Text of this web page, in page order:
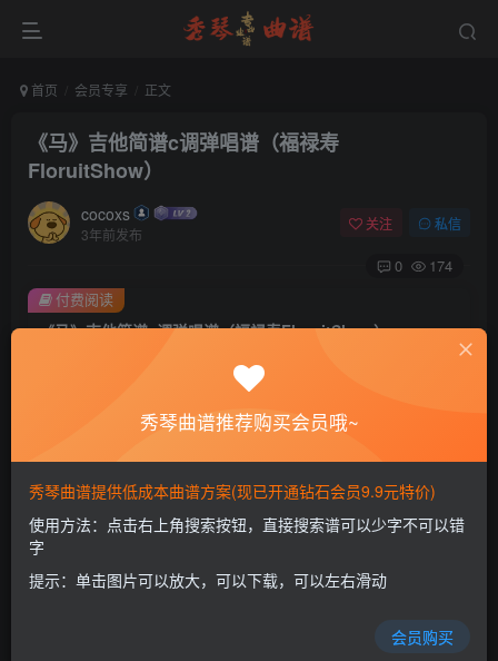
首页 会员专享 正文
《马》吉他简谱c调弹唱谱（福禄寿
FloruitShow）
cocoxs
3年前发布
关注 私信
0 174
《马》吉他简谱c调弹唱谱（福禄寿FloruitShow）
会员专属资源
免费
您暂无购买权限，请先开通会员
开通会员
付费阅读
秀琴曲谱推荐购买会员哦~
秀琴曲谱提供低成本曲谱方案(现已开通钻石会员9.9元特价)
使用方法：点击右上角搜索按钮，直接搜索谱可以少字不可以错
字
提示：单击图片可以放大，可以下载，可以左右滑动
会员购买